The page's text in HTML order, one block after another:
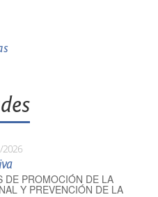
2026
DE PROMOCIÓN DE LA
Y PREVENCIÓN DE LA